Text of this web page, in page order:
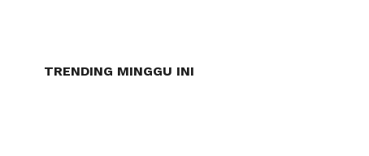
TRENDING MINGGU INI